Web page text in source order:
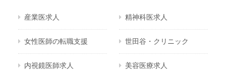
産業医求人 精神科医求人
女性医師の転職支援 世田谷・クリニック
内視鏡医師求人 美容医療求人